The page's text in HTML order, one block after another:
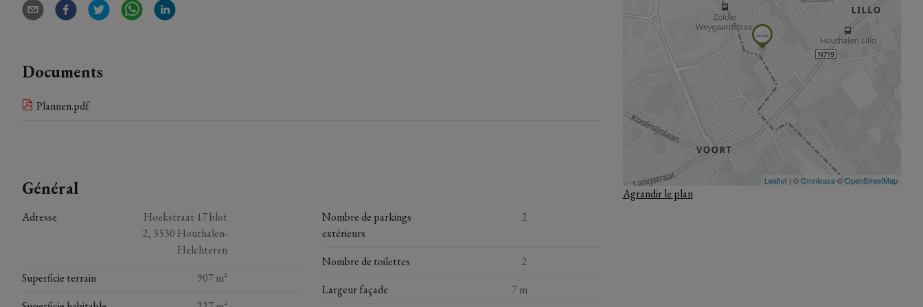
Documents
Plannen.pdf
Général
Adresse
Hoekstraat 17 blot
2, 3530 Houthalen-
Helchteren
Superficie terrain
907 m²
Nombre de parkings
extérieurs
2
Nombre de toilettes
2
Largeur façade
7 m
Agrandir le plan